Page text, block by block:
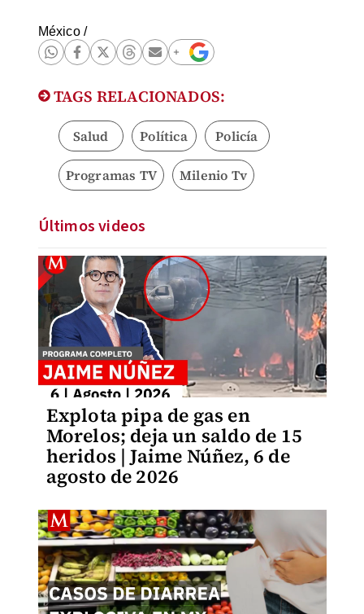
México/
TAGS RELACIONADOS:
Salud Política Policía
Programas TV Milenio Tv
Últimos videos
Explota pipa de gas en
Morelos; deja un saldo de 15
heridos | Jaime Núñez, 6 de
agosto de 2026